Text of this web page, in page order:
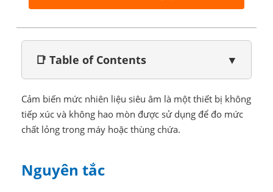
📑 Table of Contents ▼
Cảm biến mức nhiên liệu siêu âm là một thiết bị không
tiếp xúc và không hao mòn được sử dụng để đo mức
chất lỏng trong máy hoặc thùng chứa.
Nguyên tắc